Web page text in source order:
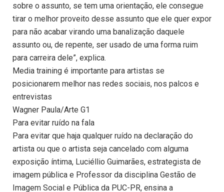
sobre o assunto, se tem uma orientação, ele consegue
tirar o melhor proveito desse assunto que ele quer expor
para não acabar virando uma banalização daquele
assunto ou, de repente, ser usado de uma forma ruim
para carreira dele”, explica.
Media training é importante para artistas se
posicionarem melhor nas redes sociais, nos palcos e
entrevistas
Wagner Paula/Arte G1
Para evitar ruído na fala
Para evitar que haja qualquer ruído na declaração do
artista ou que o artista seja cancelado com alguma
exposição íntima, Luciéllio Guimarães, estrategista de
imagem pública e Professor da disciplina Gestão de
Imagem Social e Pública da PUC-PR, ensina a